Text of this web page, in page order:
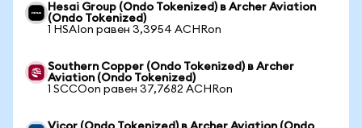
Hesai Group (Ondo Tokenized) в Archer Aviation
(Ondo Tokenized)
1 HSAIon равен 3,3954 ACHRon
Southern Copper (Ondo Tokenized) в Archer
Aviation (Ondo Tokenized)
1 SCCOon равен 37,7682 ACHRon